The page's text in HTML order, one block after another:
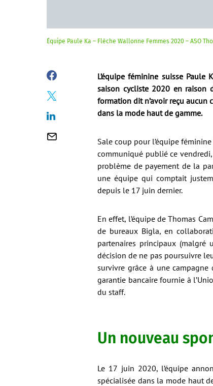
Équipe Paule Ka – Flèche Wallonne Femmes 2020 – ASO
L’équipe féminine suisse
saison cycliste 2020 en raison
formation dit n’avoir reçu aucun
dans la mode haut de gamme.
Sale coup pour l’équipe
communiqué publié ce
problème de payement de la
une équipe qui comptait
depuis le 17 juin dernier.
En effet, l’équipe de Thomas
de bureaux Bigla, en
partenaires principaux
décision de ne pas poursuivre
survivre grâce à une
garantie bancaire fournie à
du staff.
Un nouveau
Le 17 juin 2020, l’équipe
spécialisée dans la mode haut